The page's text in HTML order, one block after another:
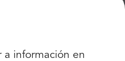
a información en